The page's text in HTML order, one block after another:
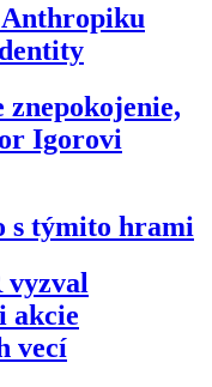
Igorovi
s týmito hrami
vyzval
akcie
vecí